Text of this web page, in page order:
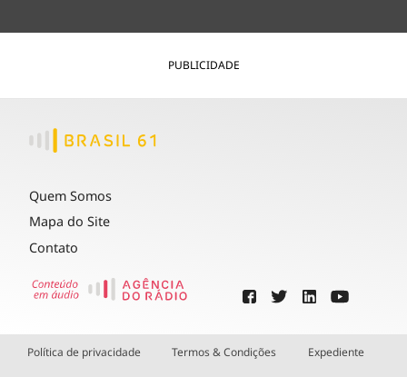
PUBLICIDADE
Quem Somos
Mapa do Site
Contato
Política de privacidade Termos & Condições Expediente